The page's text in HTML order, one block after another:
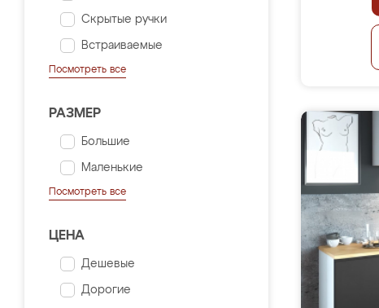
Скрытые ручки
Встраиваемые
Посмотреть все
РАЗМЕР
Большие
Маленькие
Посмотреть все
ЦЕНА
Дешевые
Дорогие